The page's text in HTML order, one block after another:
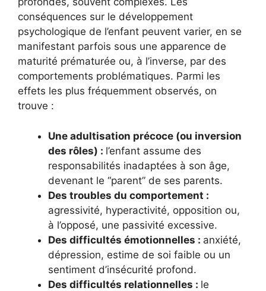
conséquences sur le développement
psychologique de l’enfant peuvent varier, en se
manifestant parfois sous une apparence de
maturité prématurée ou, à l’inverse, par des
comportements problématiques. Parmi les
effets les plus fréquemment observés, on
trouve :
Une adultisation précoce (ou inversion
des rôles) : l’enfant assume des
responsabilités inadaptées à son âge,
devenant le “parent” de ses parents.
Des troubles du comportement :
agressivité, hyperactivité, opposition ou,
à l’opposé, une passivité excessive.
Des difficultés émotionnelles : anxiété,
dépression, estime de soi faible ou un
sentiment d’insécurité profond.
Des difficultés relationnelles : le